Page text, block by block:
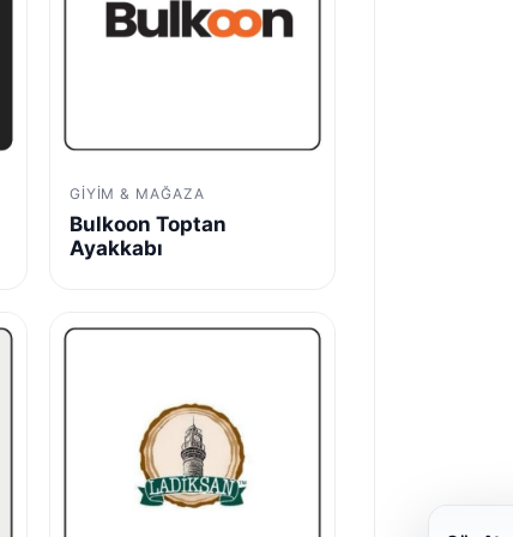
GIYIM & MAĞAZA
Bulkoon Toptan
Ayakkabı